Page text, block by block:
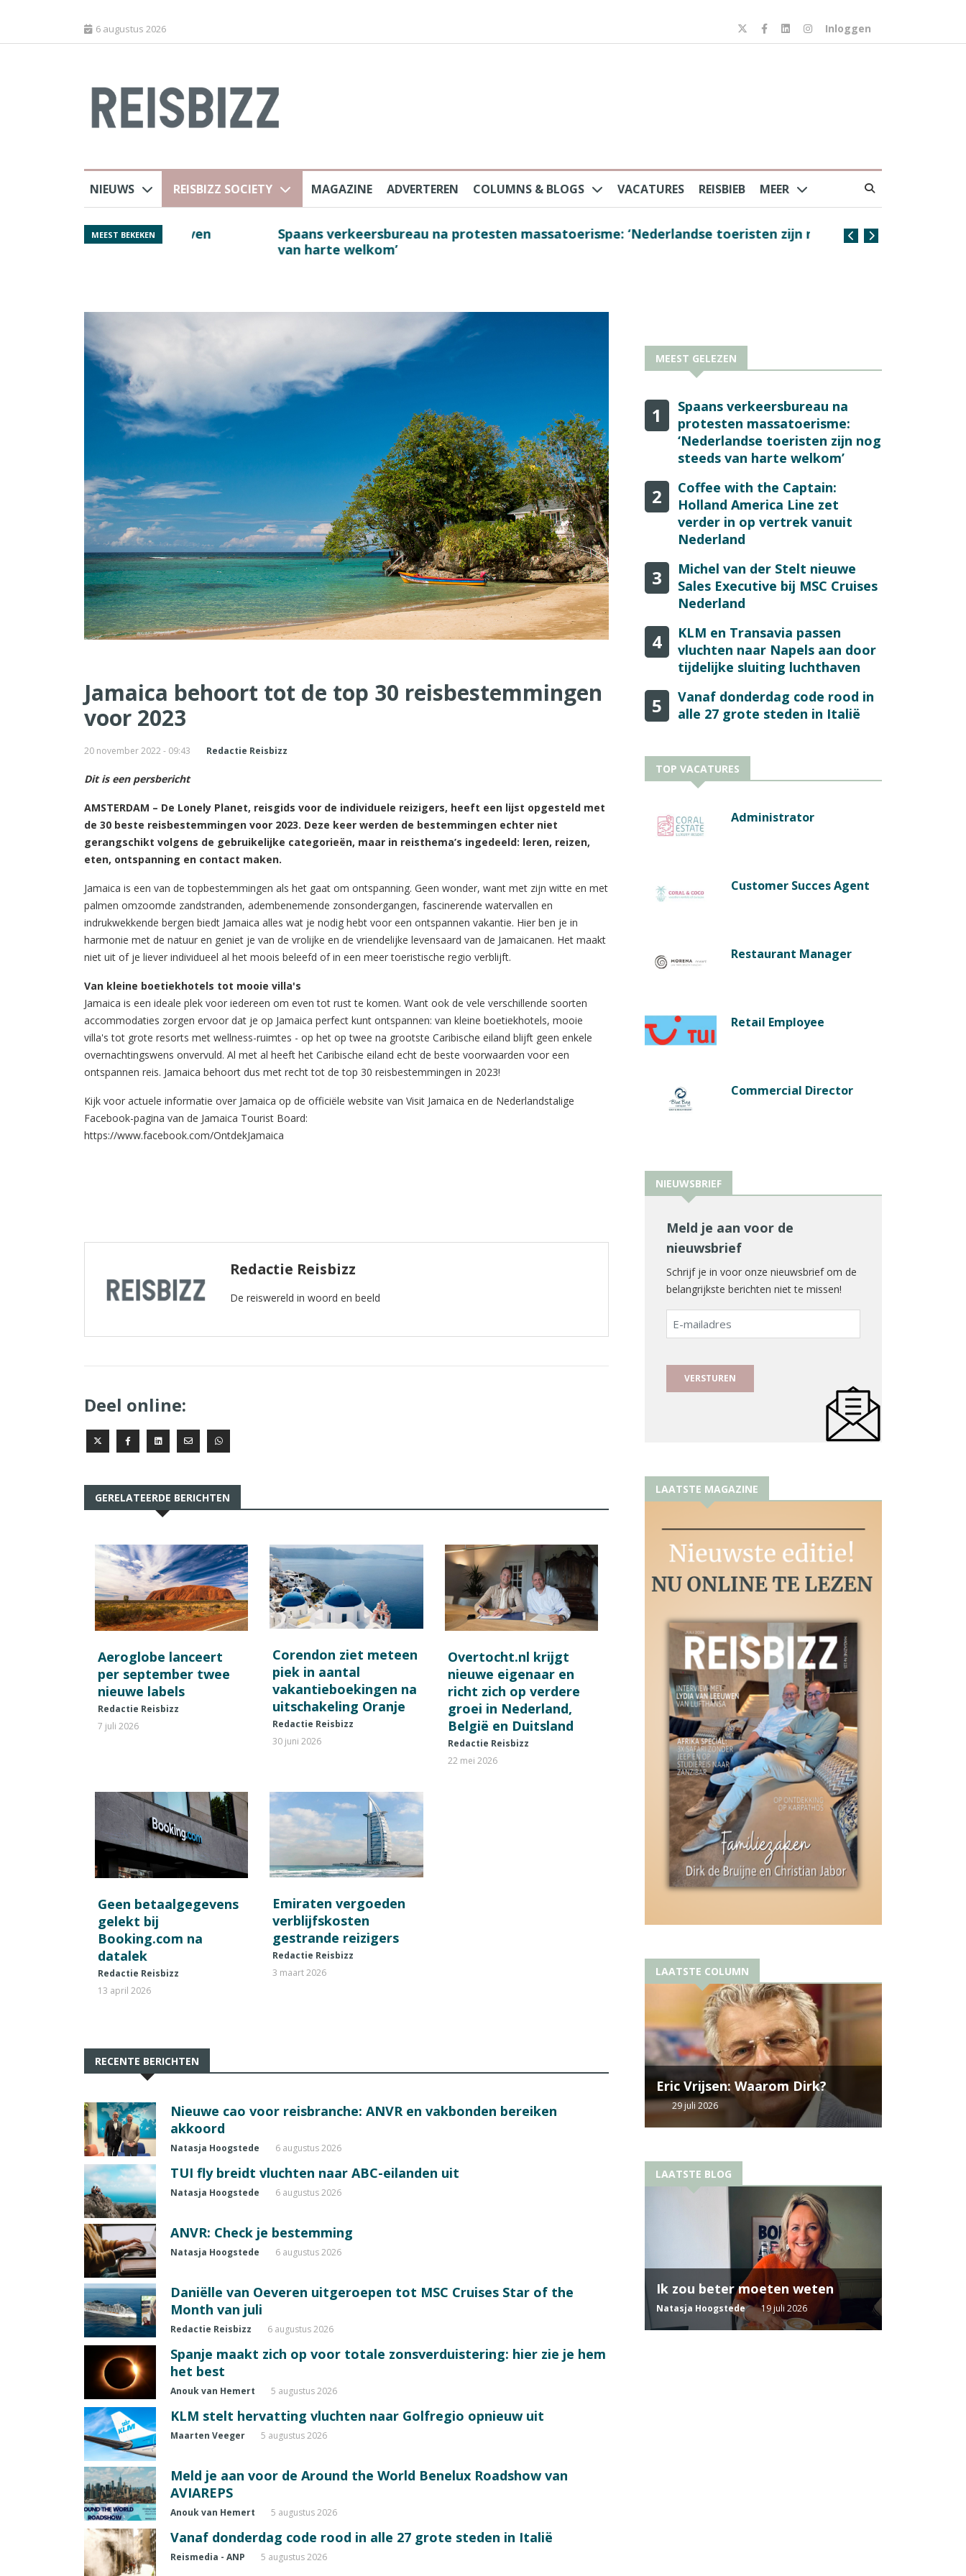
6 augustus 2026 Inloggen
NIEUWS REISBIZZ SOCIETY MAGAZINE ADVERTEREN COLUMNS & BLOGS VACATURES REISBIEB MEER
MEEST BEKEKEN
luchthaven
Spaans verkeersbureau na protesten massatoerisme: ‘Nederlandse toeristen zijn nog steeds
van harte welkom’
Coffee with the
Jamaica behoort tot de top 30 reisbestemmingen
voor 2023
20 november 2022 - 09:43 Redactie Reisbizz
Dit is een persbericht
AMSTERDAM – De Lonely Planet, reisgids voor de individuele reizigers, heeft een lijst opgesteld met
de 30 beste reisbestemmingen voor 2023. Deze keer werden de bestemmingen echter niet
gerangschikt volgens de gebruikelijke categorieën, maar in reisthema’s ingedeeld: leren, reizen,
eten, ontspanning en contact maken.
Jamaica is een van de topbestemmingen als het gaat om ontspanning. Geen wonder, want met zijn witte en met
palmen omzoomde zandstranden, adembenemende zonsondergangen, fascinerende watervallen en
indrukwekkende bergen biedt Jamaica alles wat je nodig hebt voor een ontspannen vakantie. Hier ben je in
harmonie met de natuur en geniet je van de vrolijke en de vriendelijke levensaard van de Jamaicanen. Het maakt
niet uit of je liever individueel al het moois beleefd of in een meer toeristische regio verblijft.
Van kleine boetiekhotels tot mooie villa's
Jamaica is een ideale plek voor iedereen om even tot rust te komen. Want ook de vele verschillende soorten
accommodaties zorgen ervoor dat je op Jamaica perfect kunt ontspannen: van kleine boetiekhotels, mooie
villa's tot grote resorts met wellness-ruimtes - op het op twee na grootste Caribische eiland blijft geen enkele
overnachtingswens onvervuld. Al met al heeft het Caribische eiland echt de beste voorwaarden voor een
ontspannen reis. Jamaica behoort dus met recht tot de top 30 reisbestemmingen in 2023!
Kijk voor actuele informatie over Jamaica op de officiële website van Visit Jamaica en de Nederlandstalige
Facebook-pagina van de Jamaica Tourist Board:
https://www.facebook.com/OntdekJamaica
Redactie Reisbizz
De reiswereld in woord en beeld
Deel online:
GERELATEERDE BERICHTEN
Aeroglobe lanceert
per september twee
nieuwe labels
Redactie Reisbizz
7 juli 2026
Corendon ziet meteen
piek in aantal
vakantieboekingen na
uitschakeling Oranje
Redactie Reisbizz
30 juni 2026
Overtocht.nl krijgt
nieuwe eigenaar en
richt zich op verdere
groei in Nederland,
België en Duitsland
Redactie Reisbizz
22 mei 2026
Geen betaalgegevens
gelekt bij
Booking.com na
datalek
Redactie Reisbizz
13 april 2026
Emiraten vergoeden
verblijfskosten
gestrande reizigers
Redactie Reisbizz
3 maart 2026
RECENTE BERICHTEN
Nieuwe cao voor reisbranche: ANVR en vakbonden bereiken
akkoord
Natasja Hoogstede 6 augustus 2026
TUI fly breidt vluchten naar ABC-eilanden uit
Natasja Hoogstede 6 augustus 2026
ANVR: Check je bestemming
Natasja Hoogstede 6 augustus 2026
Daniëlle van Oeveren uitgeroepen tot MSC Cruises Star of the
Month van juli
Redactie Reisbizz 6 augustus 2026
Spanje maakt zich op voor totale zonsverduistering: hier zie je hem
het best
Anouk van Hemert 5 augustus 2026
KLM stelt hervatting vluchten naar Golfregio opnieuw uit
Maarten Veeger 5 augustus 2026
Meld je aan voor de Around the World Benelux Roadshow van
AVIAREPS
Anouk van Hemert 5 augustus 2026
Vanaf donderdag code rood in alle 27 grote steden in Italië
Reismedia - ANP 5 augustus 2026
MEEST GELEZEN
1
Spaans verkeersbureau na
protesten massatoerisme:
‘Nederlandse toeristen zijn nog
steeds van harte welkom’
2
Coffee with the Captain:
Holland America Line zet
verder in op vertrek vanuit
Nederland
3
Michel van der Stelt nieuwe
Sales Executive bij MSC Cruises
Nederland
4
KLM en Transavia passen
vluchten naar Napels aan door
tijdelijke sluiting luchthaven
5
Vanaf donderdag code rood in
alle 27 grote steden in Italië
TOP VACATURES
Administrator
Customer Succes Agent
Restaurant Manager
Retail Employee
Commercial Director
NIEUWSBRIEF
Meld je aan voor de
nieuwsbrief
Schrijf je in voor onze nieuwsbrief om de
belangrijkste berichten niet te missen!
E-
mailadres
LAATSTE MAGAZINE
LAATSTE COLUMN
Eric Vrijsen: Waarom Dirk?
29 juli 2026
LAATSTE BLOG
Ik zou beter moeten weten
Natasja Hoogstede 19 juli 2026